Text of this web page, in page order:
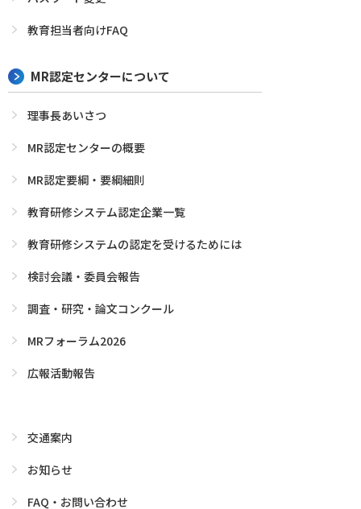
教育担当者向けFAQ
MR認定センターについて
理事長あいさつ
MR認定センターの概要
MR認定要綱・要綱細則
教育研修システム認定企業一覧
教育研修システムの認定を受けるためには
検討会議・委員会報告
調査・研究・論文コンクール
MRフォーラム2026
広報活動報告
交通案内
お知らせ
FAQ・お問い合わせ